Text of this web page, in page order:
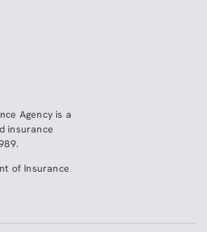
Agency is a
insurance
of Insurance